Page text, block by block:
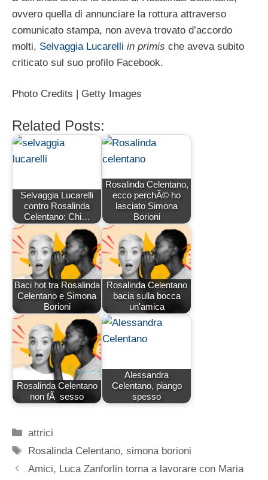
ovvero quella di annunciare la rottura attraverso
comunicato stampa, non aveva trovato d’accordo
molti, Selvaggia Lucarelli in primis che aveva subito
criticato sul suo profilo Facebook.
Photo Credits | Getty Images
Related Posts:
Selvaggia Lucarelli
contro Rosalinda
Celentano: Chi…
Rosalinda Celentano,
ecco perchÃ© ho
lasciato Simona
Borioni
Baci hot tra Rosalinda
Celentano e Simona
Borioni
Rosalinda Celentano
bacia sulla bocca
un'amica
Rosalinda Celentano
non fÃ sesso
Alessandra
Celentano, piango
spesso
Categorie
attrici
Tag
Rosalinda Celentano,simona borioni
Amici, Luca Zanforlin torna a lavorare con Maria